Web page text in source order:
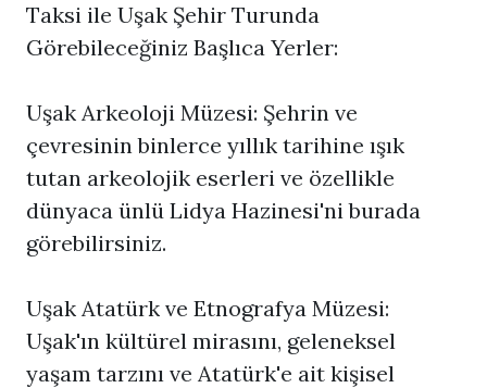
Taksi ile Uşak Şehir Turunda
Görebileceğiniz Başlıca Yerler:
Uşak Arkeoloji Müzesi: Şehrin ve
çevresinin binlerce yıllık tarihine ışık
tutan arkeolojik eserleri ve özellikle
dünyaca ünlü Lidya Hazinesi'ni burada
görebilirsiniz.
Uşak Atatürk ve Etnografya Müzesi:
Uşak'ın kültürel mirasını, geleneksel
yaşam tarzını ve Atatürk'e ait kişisel